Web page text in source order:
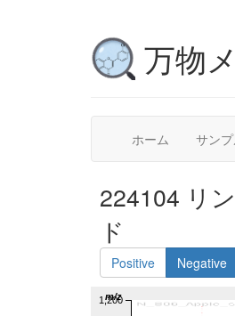
万物
ホーム サン
224104 リ
ド
Positive Negative
1,200
m/z